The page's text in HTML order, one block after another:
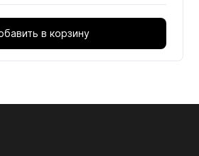
в корзину